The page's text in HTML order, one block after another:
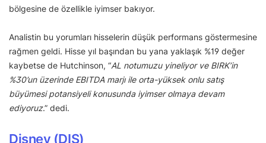
bölgesine de özellikle iyimser bakıyor.
Analistin bu yorumları hisselerin düşük performans göstermesine
rağmen geldi. Hisse yıl başından bu yana yaklaşık %19 değer
kaybetse de Hutchinson, “AL notumuzu yineliyor ve BIRK’in
%30’un üzerinde EBITDA marjı ile orta-yüksek onlu satış
büyümesi potansiyeli konusunda iyimser olmaya devam
ediyoruz.” dedi.
Disney (DIS)